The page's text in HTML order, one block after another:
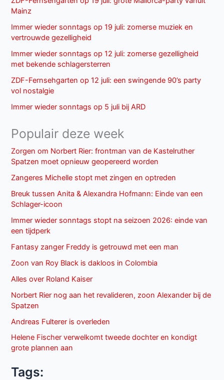
Mainz
Immer wieder sonntags op 19 juli: zomerse muziek en
vertrouwde gezelligheid
Immer wieder sonntags op 12 juli: zomerse gezelligheid
met bekende schlagersterren
ZDF-Fernsehgarten op 12 juli: een swingende 90’s party
vol nostalgie
Immer wieder sonntags op 5 juli bij ARD
Populair deze week
Zorgen om Norbert Rier: frontman van de Kastelruther
Spatzen moet opnieuw geopereerd worden
Zangeres Michelle stopt met zingen en optreden
Breuk tussen Anita & Alexandra Hofmann: Einde van een
Schlager-icoon
Immer wieder sonntags stopt na seizoen 2026: einde van
een tijdperk
Fantasy zanger Freddy is getrouwd met een man
Zoon van Roy Black is dakloos in Colombia
Alles over Roland Kaiser
Norbert Rier nog aan het revalideren, zoon Alexander bij de
Spatzen
Andreas Fulterer is overleden
Helene Fischer verwelkomt tweede dochter en kondigt
grote plannen aan
Tags: